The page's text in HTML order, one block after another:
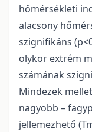
hőmérsékleti
alacsony
szignifikáns
olykor extrém
számának
Mindezek
nagyobb –
jellemezhető